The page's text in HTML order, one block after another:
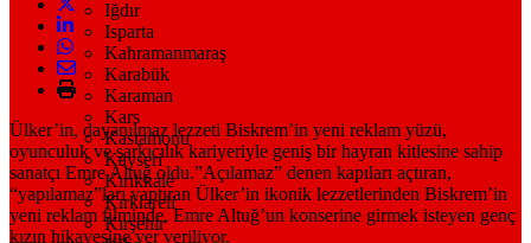
Iğdır
Isparta
Kahramanmaraş
Karabük
Karaman
Kars
Kastamonu
Kayseri
Kırıkkale
Kırklareli
Kırşehir
Ülker’in, dayanılmaz lezzeti Biskrem’in yeni reklam yüzü,
oyunculuk ve şarkıcılık kariyeriyle geniş bir hayran kitlesine sahip
sanatçı Emre Altuğ oldu.”Açılamaz” denen kapıları açtıran,
“yapılamaz”ları yaptıran Ülker’in ikonik lezzetlerinden Biskrem’in
yeni reklam filminde, Emre Altuğ’un konserine girmek isteyen genç
kızın hikayesine yer veriliyor.